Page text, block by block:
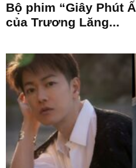
Bộ phim “Giây Phút
của Trương Lăng...